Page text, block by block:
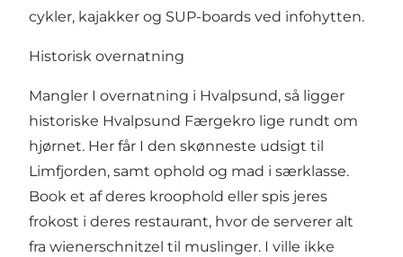
cykler, kajakker og SUP-boards ved infohytten.
Historisk overnatning
Mangler I overnatning i Hvalpsund, så ligger
historiske Hvalpsund Færgekro lige rundt om
hjørnet. Her får I den skønneste udsigt til
Limfjorden, samt ophold og mad i særklasse.
Book et af deres kroophold eller spis jeres
frokost i deres restaurant, hvor de serverer alt
fra wienerschnitzel til muslinger. I ville ikke